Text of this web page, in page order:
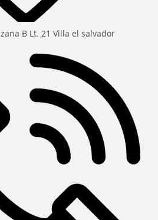
B Lt. 21 Villa el salvador